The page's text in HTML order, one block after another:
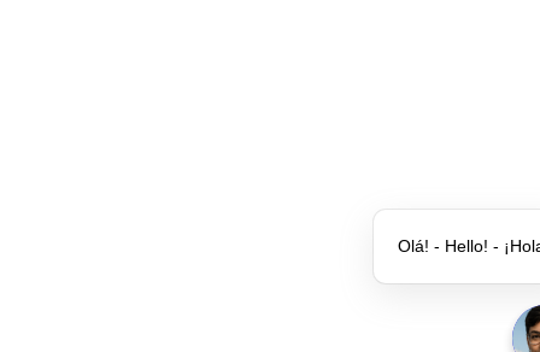
Olá! - Hello! -